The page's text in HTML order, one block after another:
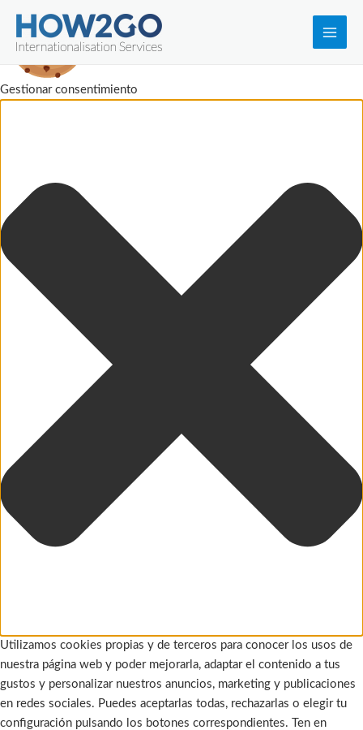
Gestionar consentimiento
Utilizamos cookies propias y de terceros para conocer los usos de
nuestra página web y poder mejorarla, adaptar el contenido a tus
gustos y personalizar nuestros anuncios, marketing y publicaciones
en redes sociales. Puedes aceptarlas todas, rechazarlas o elegir tu
configuración pulsando los botones correspondientes. Ten en
Main